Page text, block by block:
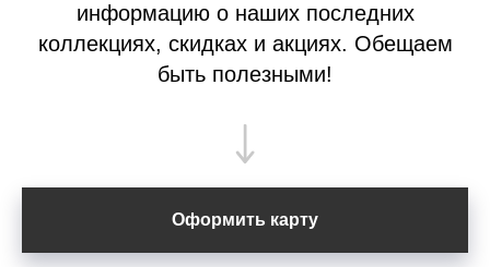
информацию о наших последних
коллекциях, скидках и акциях. Обещаем
быть полезными!
Оформить карту